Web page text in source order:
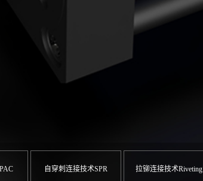
自穿刺连接技术SPR 拉铆连接技术Riveting